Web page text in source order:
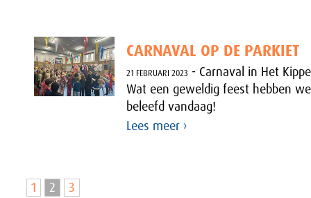
CARNAVAL OP DE PARKIET
21 FEBRUARI 2023 - Carnaval in Het
Wat een geweldig feest hebben
beleefd vandaag!
Lees meer ›
1 2 3